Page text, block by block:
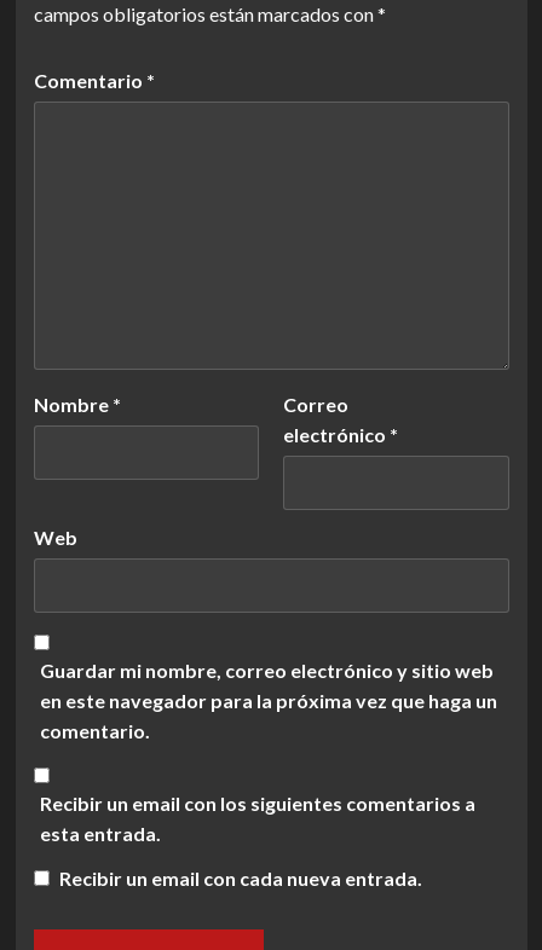
campos obligatorios están marcados con*
Comentario *
Nombre *
Correo
electrónico *
Web
Guardar mi nombre, correo electrónico y sitio web
en este navegador para la próxima vez que haga un
comentario.
Recibir un email con los siguientes comentarios a
esta entrada.
Recibir un email con cada nueva entrada.